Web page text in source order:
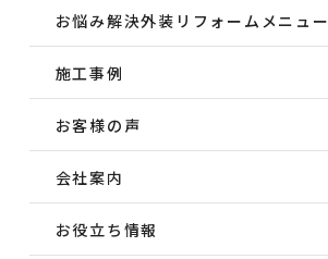
お悩み解決外装 リフォームメニュー
施工事例
お客様の声
会社案内
お役立ち情報